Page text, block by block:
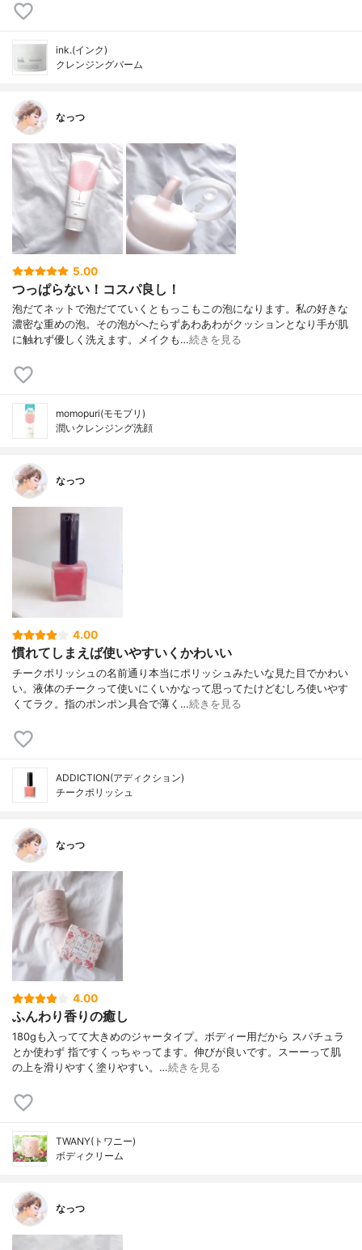
ink.(インク)
クレンジングバーム
なっつ
5.00
つっぱらない！コスパ良し！
泡だてネットで泡だてていくともっこもこの泡になります。私の好きな
濃密な重めの泡。その泡がへたらずあわあわがクッションとなり手が肌
に触れず優しく洗えます。メイクも…続きを見る
momopuri(モモプリ)
潤いクレンジング洗顔
なっつ
4.00
慣れてしまえば使いやすいくかわいい
チークポリッシュの名前通り本当にポリッシュみたいな見た目でかわい
い。液体のチークって使いにくいかなって思ってたけどむしろ使いやす
くてラク。指のポンポン具合で薄く…続きを見る
ADDICTION(アディクション)
チークポリッシュ
なっつ
4.00
ふんわり香りの癒し
180gも入ってて大きめのジャータイプ。ボディー用だから スパチュラ
とか使わず 指ですくっちゃってます。伸びが良いです。スーーって肌
の上を滑りやすく塗りやすい。…続きを見る
TWANY(トワニー)
ボディクリーム
なっつ